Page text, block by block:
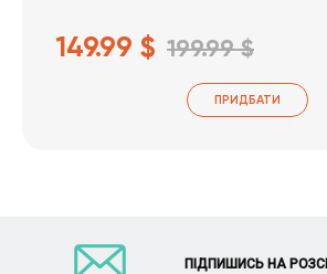
149.99 $ 199.99 $
ПРИДБАТИ
ПІДПИШИСЬ НА